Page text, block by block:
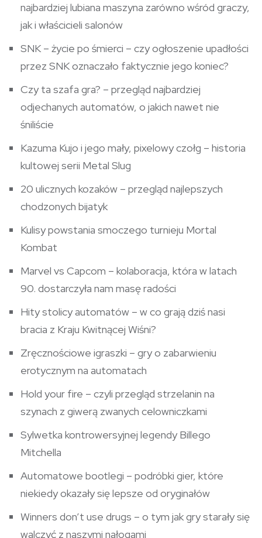
najbardziej lubiana maszyna zarówno wśród graczy,
jak i właścicieli salonów
SNK – życie po śmierci – czy ogłoszenie upadłości
przez SNK oznaczało faktycznie jego koniec?
Czy ta szafa gra? – przegląd najbardziej
odjechanych automatów, o jakich nawet nie
śniliście
Kazuma Kujo i jego mały, pixelowy czołg – historia
kultowej serii Metal Slug
20 ulicznych kozaków – przegląd najlepszych
chodzonych bijatyk
Kulisy powstania smoczego turnieju Mortal
Kombat
Marvel vs Capcom – kolaboracja, która w latach
90. dostarczyła nam masę radości
Hity stolicy automatów – w co grają dziś nasi
bracia z Kraju Kwitnącej Wiśni?
Zręcznościowe igraszki – gry o zabarwieniu
erotycznym na automatach
Hold your fire – czyli przegląd strzelanin na
szynach z giwerą zwanych celowniczkami
Sylwetka kontrowersyjnej legendy Billego
Mitchella
Automatowe bootlegi – podróbki gier, które
niekiedy okazały się lepsze od oryginałów
Winners don’t use drugs – o tym jak gry starały się
walczyć z naszymi nałogami